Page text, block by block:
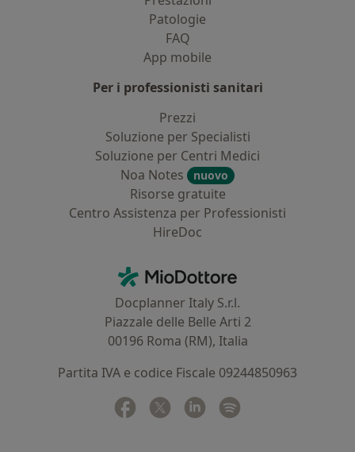
Patologie
FAQ
App mobile
Per i professionisti sanitari
Prezzi
Soluzione per Specialisti
Soluzione per Centri Medici
Noa Notes
nuovo
Risorse gratuite
Centro Assistenza per Professionisti
HireDoc
MioDottore - Homepage
Docplanner Italy S.r.l.
Piazzale delle Belle Arti 2
00196 Roma (RM), Italia
Partita IVA e codice Fiscale 09244850963
Facebook
si apre in una nuova scheda
Twitter
si apre in una nuova scheda
Linkedin
si apre in una nuova